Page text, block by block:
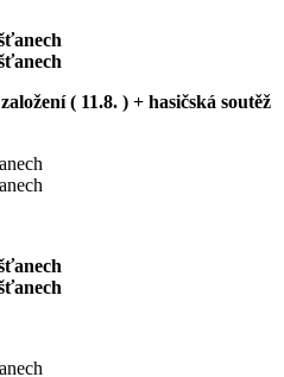
( 11.8. ) + hasičská soutěž